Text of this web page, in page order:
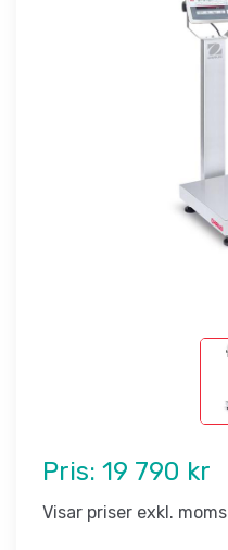
Pris: 19 790 kr
Visar priser exkl. moms